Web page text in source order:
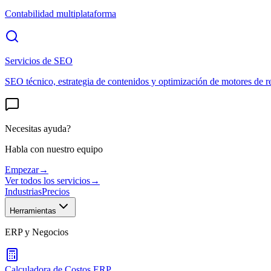
Contabilidad multiplataforma
Servicios de SEO
SEO técnico, estrategia de contenidos y optimización de motores de
Necesitas ayuda?
Habla con nuestro equipo
Empezar→
Ver todos los servicios→
IndustriasPrecios
Herramientas
ERP y Negocios